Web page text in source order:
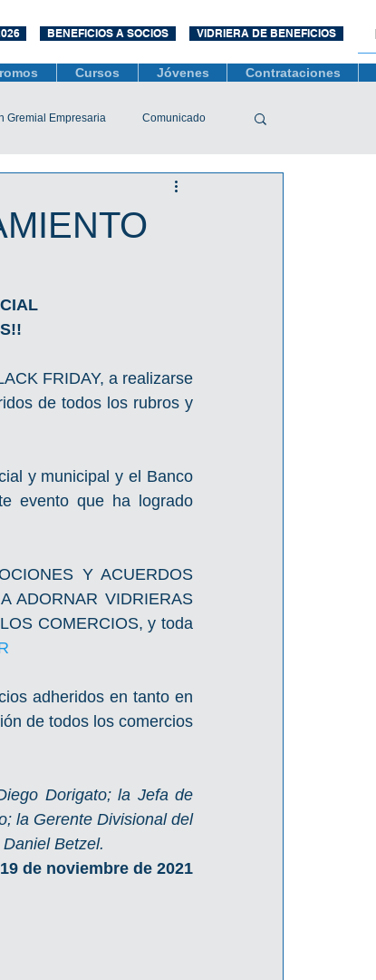
BENEFICIOS A SOCIOS VIDRIERA DE BENEFICIOS
Cursos Jóvenes Contrataciones
Gremial Empresaria Comunicado
FRIDAY, a realizarse
de todos los rubros y
y municipal y el Banco
evento que ha logrado
Y ACUERDOS
ADORNAR VIDRIERAS
COMERCIOS, y toda
adheridos en tanto en
de todos los comercios
Dorigato; la Jefa de
la Gerente Divisional del
Betzel.
de noviembre de 2021